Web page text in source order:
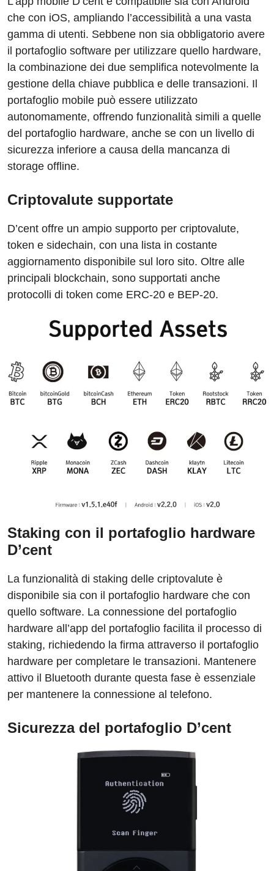
che con iOS, ampliando l’accessibilità a una vasta
gamma di utenti. Sebbene non sia obbligatorio avere
il portafoglio software per utilizzare quello hardware,
la combinazione dei due semplifica notevolmente la
gestione della chiave pubblica e delle transazioni. Il
portafoglio mobile può essere utilizzato
autonomamente, offrendo funzionalità simili a quelle
del portafoglio hardware, anche se con un livello di
sicurezza inferiore a causa della mancanza di
storage offline.
Criptovalute supportate
D’cent offre un ampio supporto per criptovalute,
token e sidechain, con una lista in costante
aggiornamento disponibile sul loro sito. Oltre alle
principali blockchain, sono supportati anche
protocolli di token come ERC-20 e BEP-20.
Staking con il portafoglio hardware
D’cent
La funzionalità di staking delle criptovalute è
disponibile sia con il portafoglio hardware che con
quello software. La connessione del portafoglio
hardware all’app del portafoglio facilita il processo di
staking, richiedendo la firma attraverso il portafoglio
hardware per completare le transazioni. Mantenere
attivo il Bluetooth durante questa fase è essenziale
per mantenere la connessione al telefono.
Sicurezza del portafoglio D’cent